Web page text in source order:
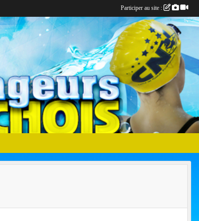
Participer au site :